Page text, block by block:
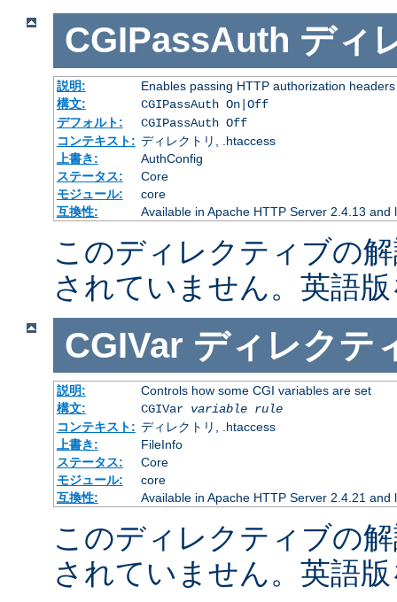
CGIPassAuth ディ
説明:
Enables passing HTTP authorization
構文:
CGIPassAuth On|Off
デフォルト:
CGIPassAuth Off
コンテキスト: ディレクトリ, .htaccess
上書き:
AuthConfig
ステータス:
Core
モジュール:
core
互換性:
Available in Apache HTTP Server 2.4.13 and
このディレクティブの
されていません。英語
CGIVar ディレクテ
説明:
Controls how some CGI variables are set
構文:
CGIVar variable rule
コンテキスト: ディレクトリ, .htaccess
上書き:
FileInfo
ステータス:
Core
モジュール:
core
互換性:
Available in Apache HTTP Server 2.4.21 and
このディレクティブの
されていません。英語